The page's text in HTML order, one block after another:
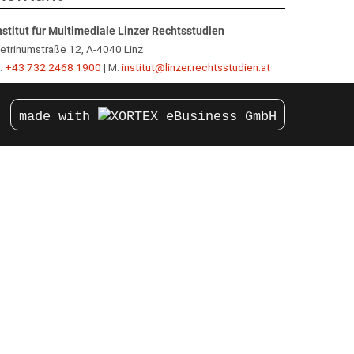
für Multimediale Linzer Rechtsstudien
12, A-4040 Linz
+43 732 2468 1900 | M: institut@linzer.rechtsstudien.at
made with